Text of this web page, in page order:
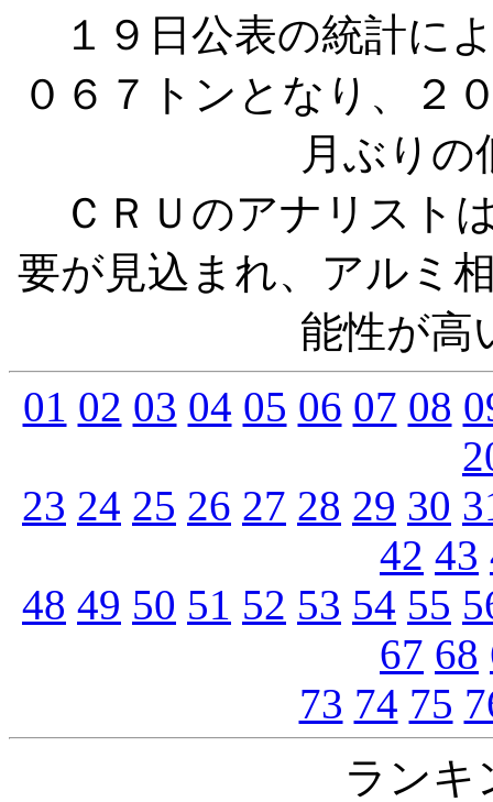
１９日公表の統計に
０６７トンとなり、２
月ぶりの
ＣＲＵのアナリスト
要が見込まれ、アルミ
能性が高
01 02 03 04 05 06 07 08
23 24 25 26 27 28 29 30
42 43
48 49 50 51 52 53 54 55
67 68
73 74 75
ランキ